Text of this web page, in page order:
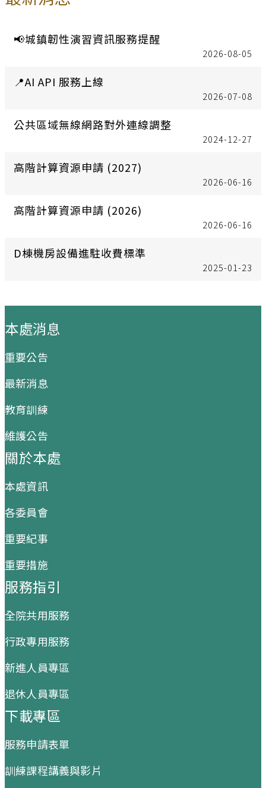
📢城鎮韌性演習資訊服務提醒
2026-08-05
📍AI API 服務上線
2026-07-08
公共區域無線網路對外連線調整
2024-12-27
高階計算資源申請 (2027)
2026-06-16
高階計算資源申請 (2026)
2026-06-16
D棟機房設備進駐收費標準
2025-01-23
本處消息
重要公告
最新消息
教育訓練
維護公告
關於本處
本處資訊
各委員會
重要紀事
重要措施
服務指引
全院共用服務
行政專用服務
新進人員專區
退休人員專區
下載專區
服務申請表單
訓練課程講義與影片